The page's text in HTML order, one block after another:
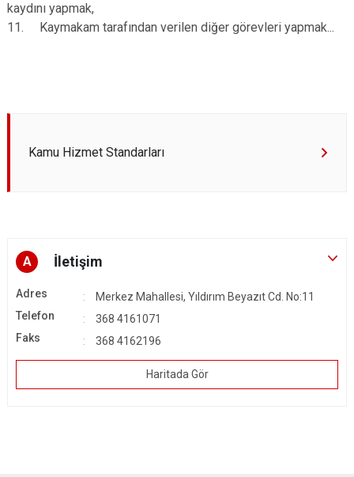
kaydını yapmak,
11. Kaymakam tarafından verilen diğer görevleri yapmak...
Kamu Hizmet Standarları
A İletişim
Adres
Merkez Mahallesi, Yıldırım Beyazıt Cd. No:11
Telefon
368 4161071
Faks
368 4162196
Haritada Gör